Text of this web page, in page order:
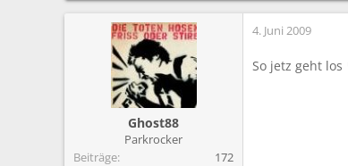
Ghost88
Parkrocker
Beiträge
172
4. Juni 2009
So jetz geht los